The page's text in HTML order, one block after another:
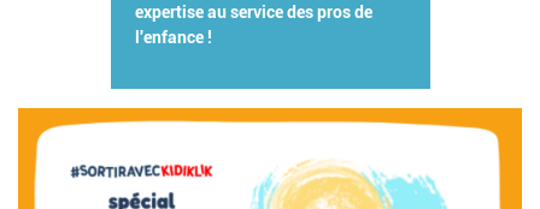
expertise au service des pros de
l'enfance !